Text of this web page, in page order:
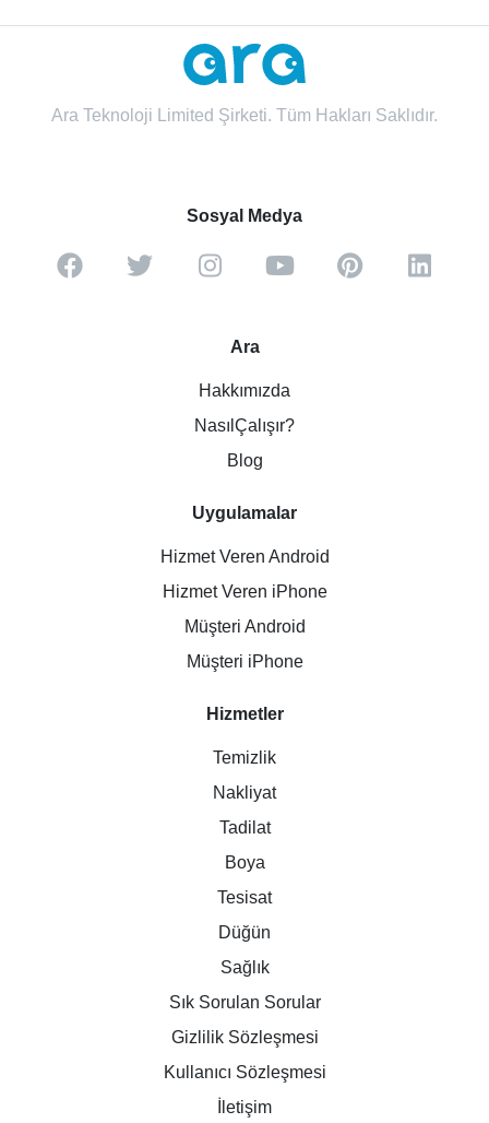
Ara Teknoloji Limited Şirketi. Tüm Hakları Saklıdır.
Sosyal Medya
Ara
Hakkımızda
NasılÇalışır?
Blog
Uygulamalar
Hizmet Veren Android
Hizmet Veren iPhone
Müşteri Android
Müşteri iPhone
Hizmetler
Temizlik
Nakliyat
Tadilat
Boya
Tesisat
Düğün
Sağlık
Sık Sorulan Sorular
Gizlilik Sözleşmesi
Kullanıcı Sözleşmesi
İletişim